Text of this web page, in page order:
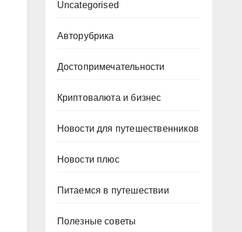
Uncategorised
Авторубрика
Достопримечательности
Криптовалюта и бизнес
Новости для путешественников
Новости плюс
Питаемся в путешествии
Полезные советы